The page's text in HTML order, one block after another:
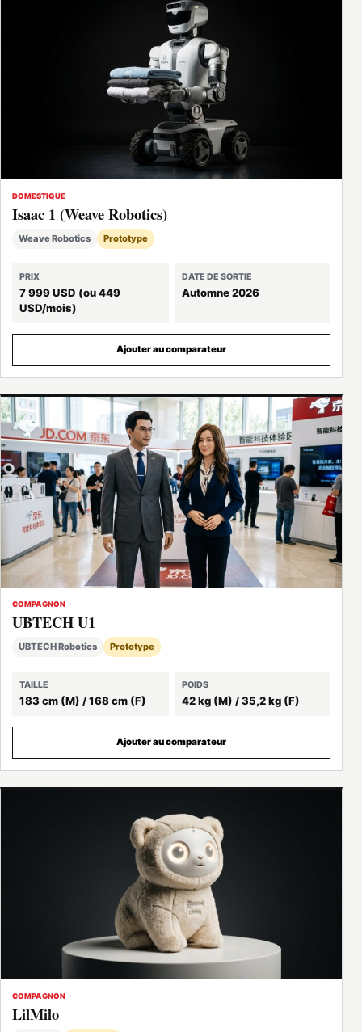
DOMESTIQUE
Isaac 1 (Weave Robotics)
Weave Robotics Prototype
PRIX
7 999 USD (ou 449
USD/mois)
DATE DE SORTIE
Automne 2026
Ajouter au comparateur
COMPAGNON
UBTECH U1
UBTECH Robotics Prototype
TAILLE
183 cm (M) / 168 cm (F)
POIDS
42 kg (M) / 35,2 kg (F)
Ajouter au comparateur
COMPAGNON
LilMilo